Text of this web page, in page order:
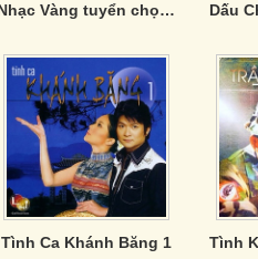
Nhạc Vàng tuyển chọn của Phương Anh
Tình Ca Khánh Băng 1